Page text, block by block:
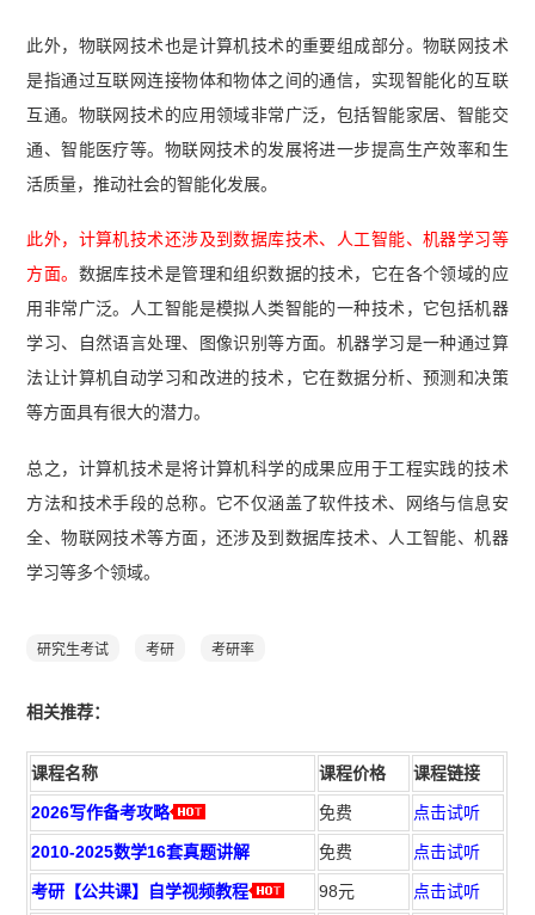
此外，物联网技术也是计算机技术的重要组成部分。物联网技术
是指通过互联网连接物体和物体之间的通信，实现智能化的互联
互通。物联网技术的应用领域非常广泛，包括智能家居、智能交
通、智能医疗等。物联网技术的发展将进一步提高生产效率和生
活质量，推动社会的智能化发展。
此外，计算机技术还涉及到数据库技术、人工智能、机器学习等
方面。 数据库技术是管理和组织数据的技术，它在各个领域的应
用非常广泛。人工智能是模拟人类智能的一种技术，它包括机器
学习、自然语言处理、图像识别等方面。机器学习是一种通过算
法让计算机自动学习和改进的技术，它在数据分析、预测和决策
等方面具有很大的潜力。
总之，计算机技术是将计算机科学的成果应用于工程实践的技术
方法和技术手段的总称。它不仅涵盖了软件技术、网络与信息安
全、物联网技术等方面，还涉及到数据库技术、人工智能、机器
学习等多个领域。
研究生考试 考研 考研率
相关推荐：
课程名称 课程价格 课程链接
2026写作备考攻略 免费 点击试听
2010-2025数学16套真题讲解 免费 点击试听
考研【公共课】自学视频教程 98元 点击试听